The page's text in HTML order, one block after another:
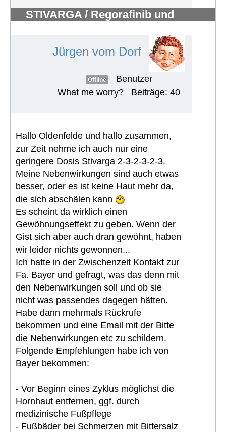
STIVARGA / Regorafinib und
Jürgen vom Dorf
Offline
Benutzer
What me worry?
Beiträge: 40
Hallo Oldenfelde und hallo zusammen,
zur Zeit nehme ich auch nur eine
geringere Dosis Stivarga 2-3-2-3-2-3.
Meine Nebenwirkungen sind auch etwas
besser, oder es ist keine Haut mehr da,
die sich abschälen kann
Es scheint da wirklich einen
Gewöhnungseffekt zu geben. Wenn der
Gist sich aber auch dran gewöhnt, haben
wir leider nichts gewonnen...
Ich hatte in der Zwischenzeit Kontakt zur
Fa. Bayer und gefragt, was das denn mit
den Nebenwirkungen soll und ob sie
nicht was passendes dagegen hätten.
Habe dann mehrmals Rückrufe
bekommen und eine Email mit der Bitte
die Nebenwirkungen etc zu schildern.
Folgende Empfehlungen habe ich von
Bayer bekommen:
- Vor Beginn eines Zyklus möglichst die
Hornhaut entfernen, ggf. durch
medizinische Fußpflege
- Fußbäder bei Schmerzen mit Bittersalz